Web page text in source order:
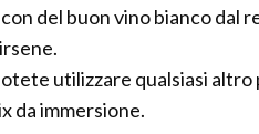
del buon vino bianco
utilizzare qualsiasi
da immersione.